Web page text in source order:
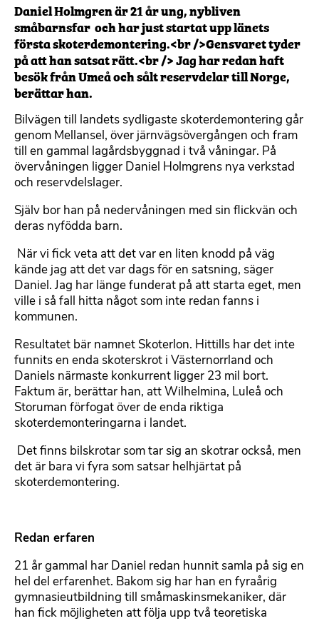
Daniel Holmgren är 21 år ung, nybliven
småbarnsfar  och har just startat upp länets
första skoterdemontering.<br />Gensvaret tyder
på att han satsat rätt.<br /> Jag har redan haft
besök från Umeå och sålt reservdelar till Norge,
berättar han.
Bilvägen till landets sydligaste skoterdemontering går
genom Mellansel, över järnvägsövergången och fram
till en gammal lagårdsbyggnad i två våningar. På
övervåningen ligger Daniel Holmgrens nya verkstad
och reservdelslager.
Själv bor han på nedervåningen med sin flickvän och
deras nyfödda barn.
 När vi fick veta att det var en liten knodd på väg
kände jag att det var dags för en satsning, säger
Daniel. Jag har länge funderat på att starta eget, men
ville i så fall hitta något som inte redan fanns i
kommunen.
Resultatet bär namnet Skoterlon. Hittills har det inte
funnits en enda skoterskrot i Västernorrland och
Daniels närmaste konkurrent ligger 23 mil bort.
Faktum är, berättar han, att Wilhelmina, Luleå och
Storuman förfogat över de enda riktiga
skoterdemonteringarna i landet.
 Det finns bilskrotar som tar sig an skotrar också, men
det är bara vi fyra som satsar helhjärtat på
skoterdemontering.
Redan erfaren
21 år gammal har Daniel redan hunnit samla på sig en
hel del erfarenhet. Bakom sig har han en fyraårig
gymnasieutbildning till småmaskinsmekaniker, där
han fick möjligheten att följa upp två teoretiska